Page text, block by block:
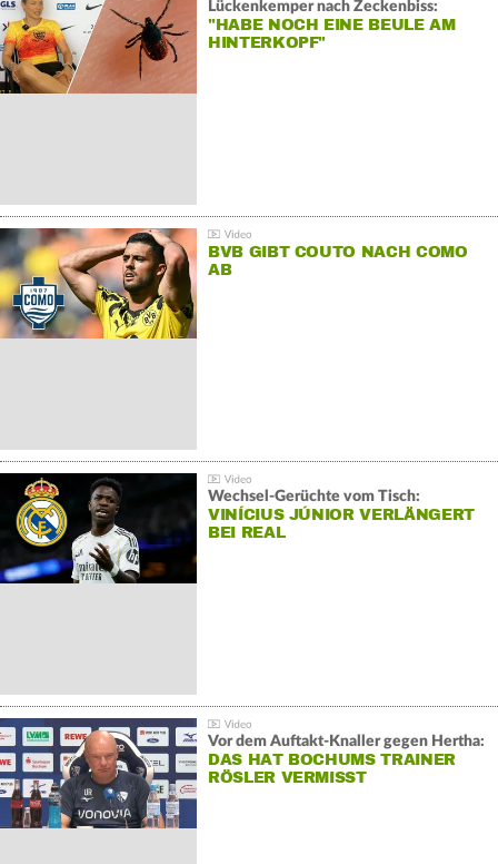
Lückenkemper nach Zeckenbiss:
"HABE NOCH EINE BEULE AM
HINTERKOPF"
BVB GIBT COUTO NACH COMO
AB
Wechsel-Gerüchte vom Tisch:
VINÍCIUS JÚNIOR VERLÄNGERT
BEI REAL
Vor dem Auftakt-Knaller gegen Hertha:
DAS HAT BOCHUMS TRAINER
RÖSLER VERMISST